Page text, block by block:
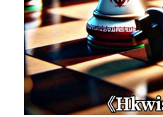
民主派騙案十式
反華推手起底
美西霸凌內幕
美西極權主義
林淑芳專欄
屈穎妍專欄
朱庭萱專欄
莫綺琪專欄
絕密法庭檔案
醫院口岸爆炸案
屠龍小隊案
黎智英案審訊
生活
吃喝玩指南
休閒好介紹
關於我們
人才招聘
搜索